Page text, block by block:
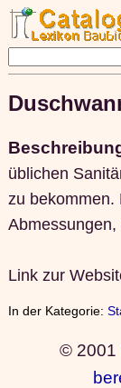
üblichen
zu bekommen.
Link zur
In der Kategorie:
© 2001